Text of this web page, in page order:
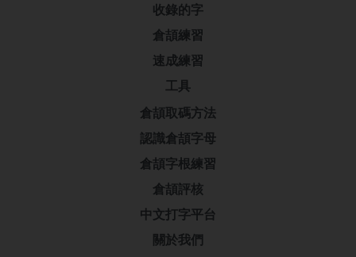
收錄的字
倉頡練習
速成練習
工具
倉頡取碼方法
認識倉頡字母
倉頡字根練習
倉頡評核
中文打字平台
關於我們